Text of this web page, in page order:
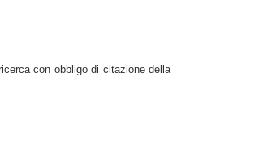
con obbligo di citazione della